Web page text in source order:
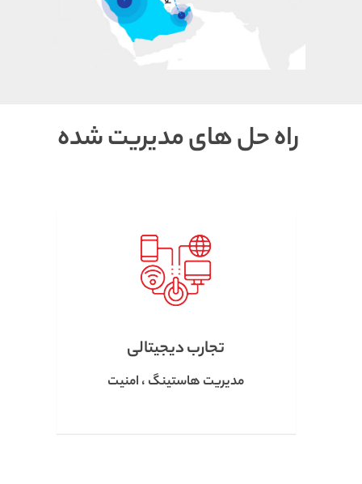
راه حل های مدیریت شده
تجارب دیجیتالی
مدیریت هاستینگ ، امنیت